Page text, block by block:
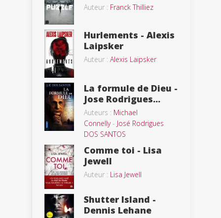
Auteur : Franck Thilliez
Hurlements - Alexis
Laipsker
Auteur : Alexis Laipsker
La formule de Dieu -
Jose Rodrigues...
Auteurs : Michael
Connelly- José Rodrigues
DOS SANTOS
Comme toi - Lisa
Jewell
Auteur : Lisa Jewell
Shutter Island -
Dennis Lehane